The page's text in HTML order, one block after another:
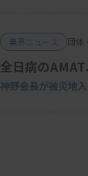
業界ニュース 団体
全日病の
神野会長が被災地